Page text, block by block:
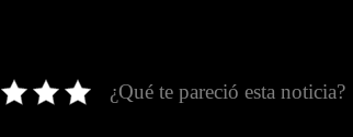
¿Qué te pareció esta noticia?